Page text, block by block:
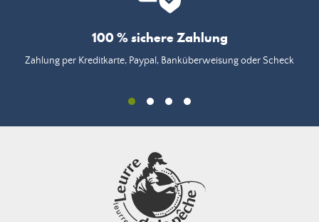
100 % sichere Zahlung
Zahlung per Kreditkarte, Paypal, Banküberweisung oder Scheck